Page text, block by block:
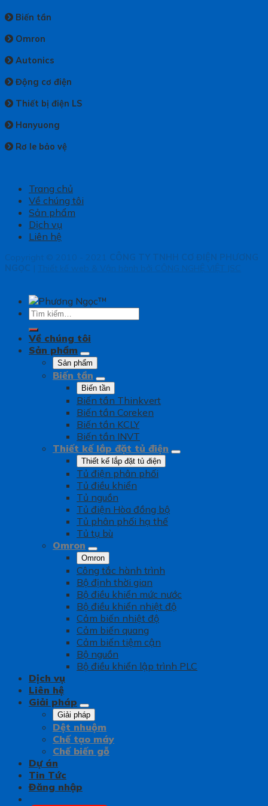
Biến tần
Omron
Autonics
Động cơ điện
Thiết bị điện LS
Hanyuong
Rơ le bảo vệ
Trang chủ
Về chúng tôi
Sản phẩm
Dịch vụ
Liên hệ
Copyright © 2010 - 2021 CÔNG TY TNHH CƠ ĐIỆN PHƯƠNG
NGỌC | Thiết kế web & Vận hành bởi CÔNG NGHỆ VIỆT JSC
Tìm
Về chúng tôi
Sản phẩm
Sản phẩm
Biến tần
Biến tần
Biến tần Thinkvert
Biến tần Coreken
Biến tần KCLY
Biến tần INVT
Thiết kế lắp đặt tủ điện
Thiết kế lắp đặt tủ điện
Tủ điện phân phối
Tủ điều khiển
Tủ nguồn
Tủ điện Hòa đồng bộ
Tủ phân phối hạ thế
Tủ tụ bù
Omron
Omron
Công tắc hành trình
Bộ định thời gian
Bộ điều khiển mức nước
Bộ điều khiển nhiệt độ
Cảm biến nhiệt độ
Cảm biến quang
Cảm biến tiệm cận
Bộ nguồn
Bộ điều khiển lập trình PLC
Dịch vụ
Liên hệ
Giải pháp
Giải pháp
Dệt nhuộm
Chế tạo máy
Chế biến gỗ
Dự án
Tin Tức
Đăng nhập